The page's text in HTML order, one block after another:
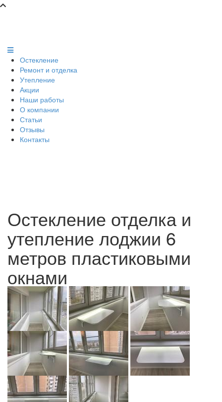
Остекление
Ремонт и отделка
Утепление
Акции
Наши работы
О компании
Статьи
Отзывы
Контакты
Остекление отделка и
утепление лоджии 6
метров пластиковыми
окнами